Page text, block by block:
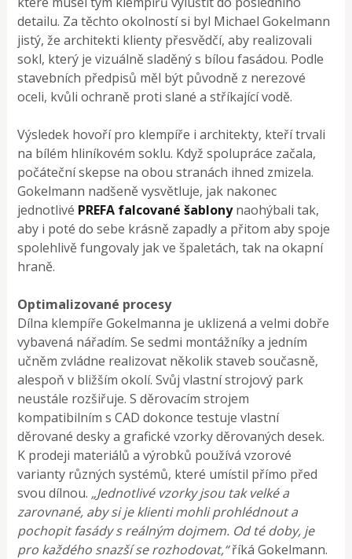
detailu. Za těchto okolností si byl Michael Gokelmann
jistý, že architekti klienty přesvědčí, aby realizovali
sokl, který je vizuálně sladěný s bílou fasádou. Podle
stavebních předpisů měl být původně z nerezové
oceli, kvůli ochraně proti slané a stříkající vodě.
Výsledek hovoří pro klempíře i architekty, kteří trvali
na bílém hliníkovém soklu. Když spolupráce začala,
počáteční skepse na obou stranách ihned zmizela.
Gokelmann nadšeně vysvětluje, jak nakonec
jednotlivé PREFA falcované šablonynaohýbali tak,
aby i poté do sebe krásně zapadly a přitom aby spoje
spolehlivě fungovaly jak ve špaletách, tak na okapní
hraně.
Optimalizované procesy
Dílna klempíře Gokelmanna je uklizená a velmi dobře
vybavená nářadím. Se sedmi montážníky a jedním
učněm zvládne realizovat několik staveb současně,
alespoň v bližším okolí. Svůj vlastní strojový park
neustále rozšiřuje. S děrovacím strojem
kompatibilním s CAD dokonce testuje vlastní
děrované desky a grafické vzorky děrovaných desek.
K prodeji materiálů a výrobků používá vzorové
varianty různých systémů, které umístil přímo před
svou dílnou. „Jednotlivé vzorky jsou tak velké a
zarovnané, aby si je klienti mohli prohlédnout a
pochopit fasády s reálným dojmem. Od té doby, je
pro každého snazší se rozhodovat,“říká Gokelmann.